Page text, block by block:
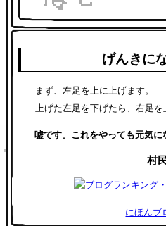
げんきに
まず、左足を上に上げます。
上げた左足を下げたら、右足を
嘘です。これをやっても元気に
村
にほんブ